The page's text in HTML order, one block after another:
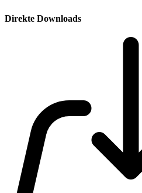
Direkte Downloads